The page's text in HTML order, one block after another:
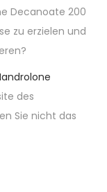
Decanoate 200
zu erzielen und
des
Sie nicht das